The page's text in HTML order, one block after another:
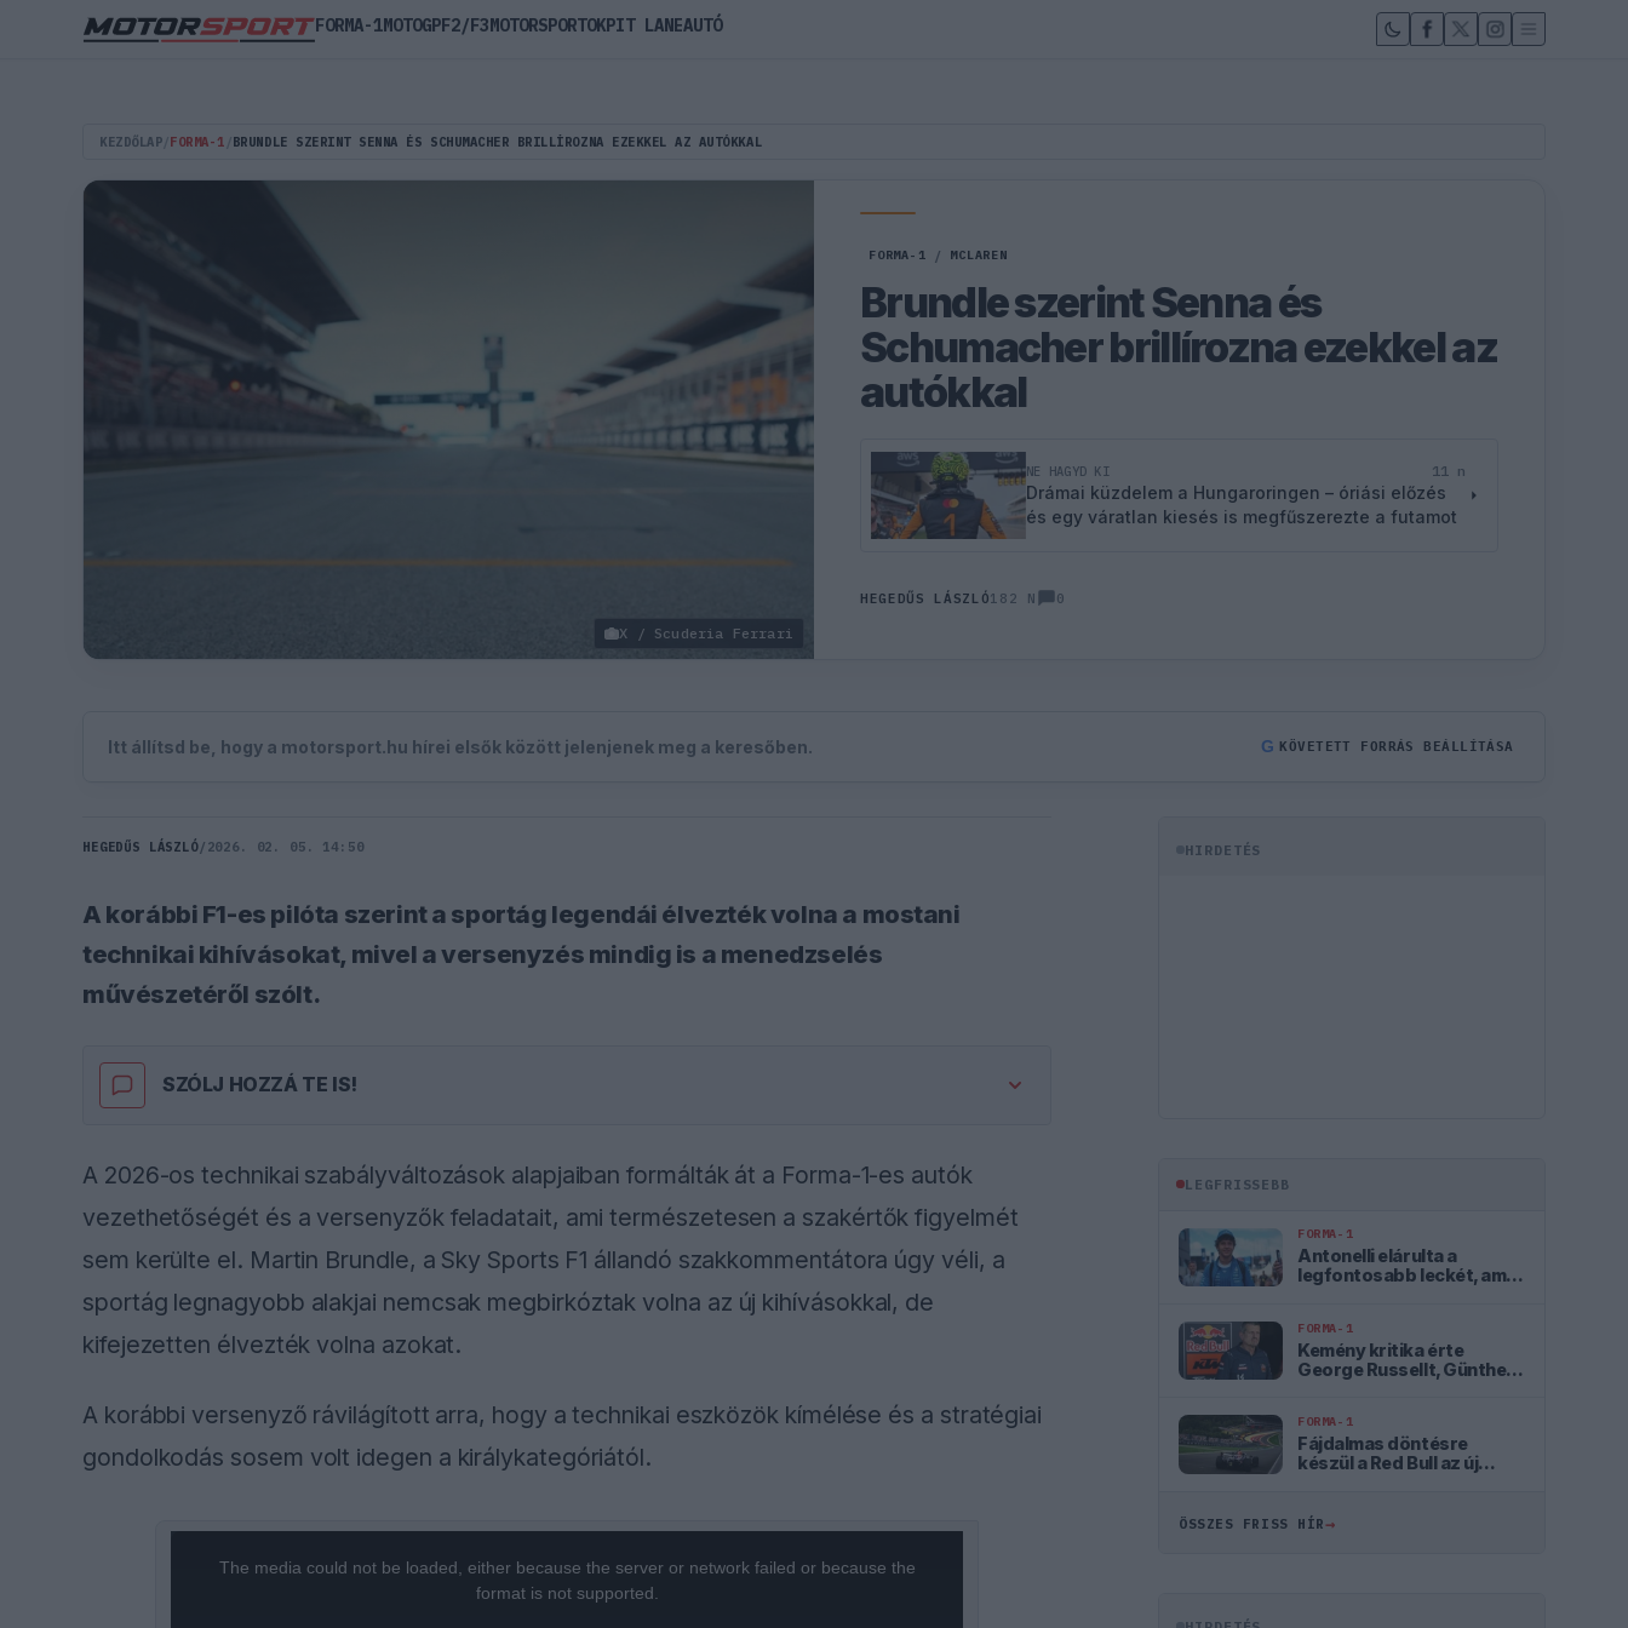
KEZDŐLAP FORMA-1 BRUNDLE SZERINT SENNA ÉS SCHUMACHER BRILLÍROZNA EZEKKEL AZ AUTÓKKAL
X / Scuderia Ferrari
FORMA-1 / MCLAREN
Brundle szerint Senna és
Schumacher brillírozna ezekkel az
autókkal
NE HAGYD KI 11 n
Drámai küzdelem a Hungaroringen – óriási előzés
és egy váratlan kiesés is megfűszerezte a futamot
HEGEDŰS LÁSZLÓ182 N 0
Itt állítsd be, hogy a motorsport.hu hírei elsők között jelenjenek meg a keresőben. G KÖVETETT FORRÁS BEÁLLÍTÁSA
HEGEDŰS LÁSZLÓ/ 2026. 02. 05. 14:50
A korábbi F1-es pilóta szerint a sportág legendái élvezték volna a mostani
technikai kihívásokat, mivel a versenyzés mindig is a menedzselés
művészetéről szólt.
SZÓLJ HOZZÁ TE IS!
A 2026-os technikai szabályváltozások alapjaiban formálták át a Forma-1-es autók
vezethetőségét és a versenyzők feladatait, ami természetesen a szakértők figyelmét
sem kerülte el. Martin Brundle, a Sky Sports F1 állandó szakkommentátora úgy véli, a
sportág legnagyobb alakjai nemcsak megbirkóztak volna az új kihívásokkal, de
kifejezetten élvezték volna azokat.
A korábbi versenyző rávilágított arra, hogy a technikai eszközök kímélése és a stratégiai
gondolkodás sosem volt idegen a királykategóriától.
The media could not be loaded, either because the server or network failed or because the
format is not supported.
HIRDETÉS
LEGFRISSEBB
FORMA-1
Antonelli elárulta a
legfontosabb leckét, amit
FORMA-1
Kemény kritika érte
George Russellt, Günther
FORMA-1
Fájdalmas döntésre
készül a Red Bull az új
ÖSSZES FRISS HÍR→
FORMA-1MOTOGPF2/F3MOTORSPORTOKPIT LANEAUTÓ